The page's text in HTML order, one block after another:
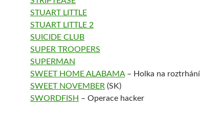
STUART LITTLE
STUART LITTLE 2
SUICIDE CLUB
SUPER TROOPERS
SUPERMAN
SWEET HOME ALABAMA– Holka na roztrhání
SWEET NOVEMBER (SK)
SWORDFISH – Operace hacker